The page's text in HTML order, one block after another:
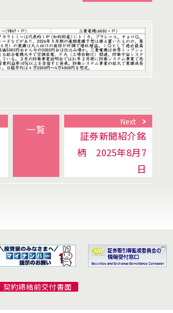
一覧
Next
証券新聞紹介銘
柄 2025年8月7
日
契約締結前交付書面